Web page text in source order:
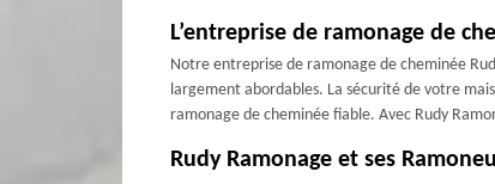
L’entreprise de ramonage de
Notre entreprise de ramonage de cheminée
largement abordables. La sécurité de votre
ramonage de cheminée fiable. Avec Rudy
Rudy Ramonage et ses